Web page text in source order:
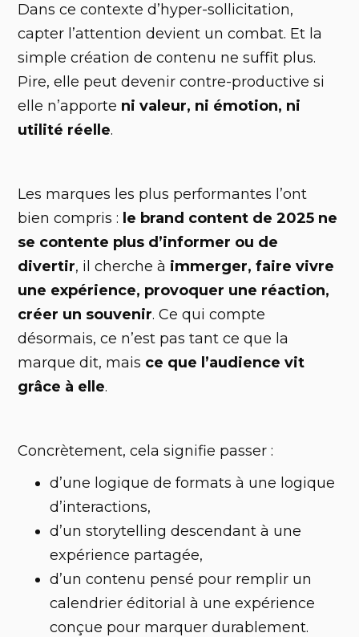
Dans ce contexte d’hyper-sollicitation,
capter l’attention devient un combat. Et la
simple création de contenu ne suffit plus.
Pire, elle peut devenir contre-productive si
elle n’apporte ni valeur, ni émotion, ni
utilité réelle.
Les marques les plus performantes l’ont
bien compris : le brand content de 2025 ne
se contente plus d’informer ou de
divertir, il cherche à immerger, faire vivre
une expérience, provoquer une réaction,
créer un souvenir. Ce qui compte
désormais, ce n’est pas tant ce que la
marque dit, mais ce que l’audience vit
grâce à elle.
Concrètement, cela signifie passer :
d’une logique de formats à une logique
d’interactions,
d’un storytelling descendant à une
expérience partagée,
d’un contenu pensé pour remplir un
calendrier éditorial à une expérience
conçue pour marquer durablement.